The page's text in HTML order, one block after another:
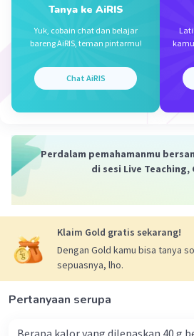
Tanya ke AiRIS
Yuk, cobain chat dan belajar
bareng AiRIS, teman pintarmu!
Chat AiRIS
Perdalam pemahamanmu
di sesi Live Teaching,
Klaim Gold gratis sekarang!
Dengan Gold kamu bisa tanya
sepuasnya, lho.
Pertanyaan serupa